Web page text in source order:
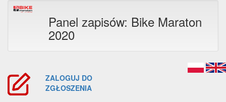
Panel zapisów: Bike Maraton
2020
ZALOGUJ DO
ZGŁOSZENIA